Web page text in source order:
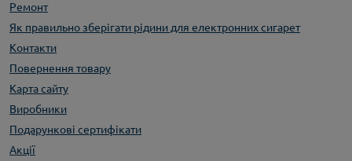
Ремонт
Як правильно зберігати рідини для електронних сигарет
Контакти
Повернення товару
Карта сайту
Виробники
Подарункові сертифікати
Акції